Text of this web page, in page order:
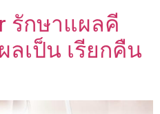
รักษาแผลคี
เป็น เรียกคืน